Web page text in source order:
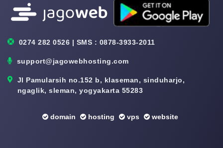
0274 282 0526 | SMS : 0878-3933-2011
support@jagowebhosting.com
Jl Pamularsih no.152 b, klaseman, sinduharjo,
ngaglik, sleman, yogyakarta 55283
domain hosting vps website